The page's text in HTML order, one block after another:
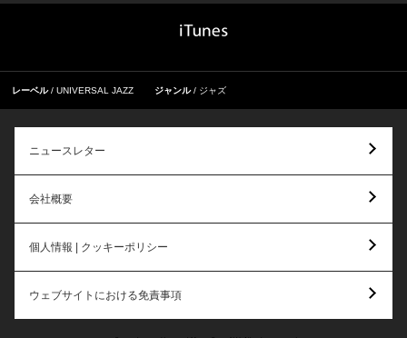
レーベル UNIVERSAL JAZZ ジャンル ジャズ
ニュースレター
会社概要
個人情報 | クッキーポリシー
ウェブサイトにおける免責事項